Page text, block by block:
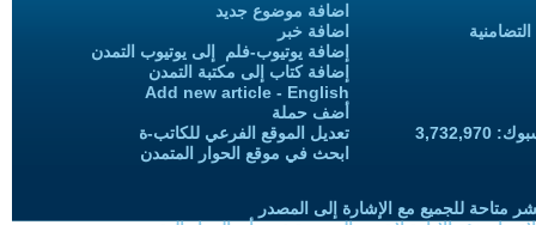
اضافة موضوع جديد
اضافة خبر
إضافة يوتيوب-فلم إلى يوتيوب التمدن
إضافة كتاب إلى مكتبة التمدن
Add new article - English
أضف حملة
تعديل الموقع الفرعي للكاتب-ة
ابحث في موقع الحوار المتمدن
متاحة للجميع مع الإشارة إلى المصدر